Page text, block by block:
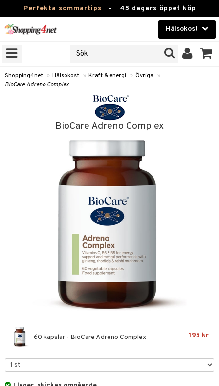
Perfekta sommartips - 45 dagars öppet köp
Hälsokost
Skönhet
Kontaktlinser
Leksaker, Barn & Baby
Shopping4net » Hälsokost » Kraft & energi » Övriga
»
BioCare Adreno Complex
BioCare Adreno Complex
60 kapslar - BioCare Adreno Complex 195 kr
& lindrande
& hals